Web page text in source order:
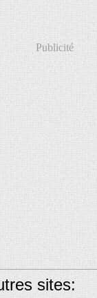
Publicité
sites: